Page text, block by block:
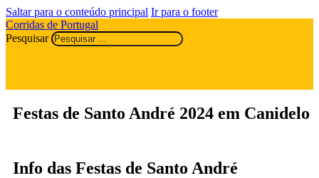
Saltar para o conteúdo principal Ir para o footer
Corridas de Portugal
Pesquisar
Festas de Santo André 2024 em Canidelo
Info das Festas de Santo André